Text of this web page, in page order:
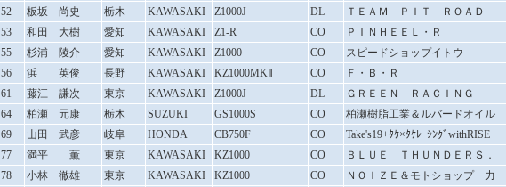
52
板坂 尚史 栃木 KAWASAKI Z1000J DL
ＴＥＡＭ ＰＩＴ ＲＯＡＤ
53
和田 大樹 愛知 KAWASAKI Z1-R CO
ＰＩＮＨＥＥＬ・Ｒ
55
杉浦 陵介 愛知 KAWASAKI Z1000 CO
スピードショップイトウ
56
浜 英俊 長野 KAWASAKI KZ1000MKⅡ CO
Ｆ・Ｂ・Ｒ
61
藤江 謙次 東京 KAWASAKI Z1000J DL
ＧＲＥＥＮ ＲＡＣＩＮＧ
64
柏瀬 元康 栃木 SUZUKI GS1000S CO
柏瀬樹脂工業＆ルバードオイル
69
山田 武彦 岐阜 HONDA CB750F CO
Take's19+ﾀｹ×ﾀｹﾚｰｼﾝｸﾞwithRISE
77
満平 薫 東京 KAWASAKI KZ1000 CO
ＢＬＵＥ ＴＨＵＮＤＥＲＳ．
78
小林 徹雄 東京 KAWASAKI KZ1000 CO
ＮＯＩＺＥ＆モトショップ 力